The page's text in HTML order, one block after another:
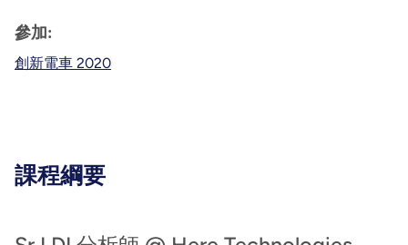
參加:
創新電車 2020
課程綱要